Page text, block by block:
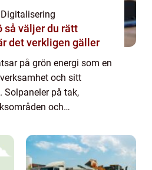
det verkligen gäller
på grön energi som en
och sitt
Solpaneler på tak,
och